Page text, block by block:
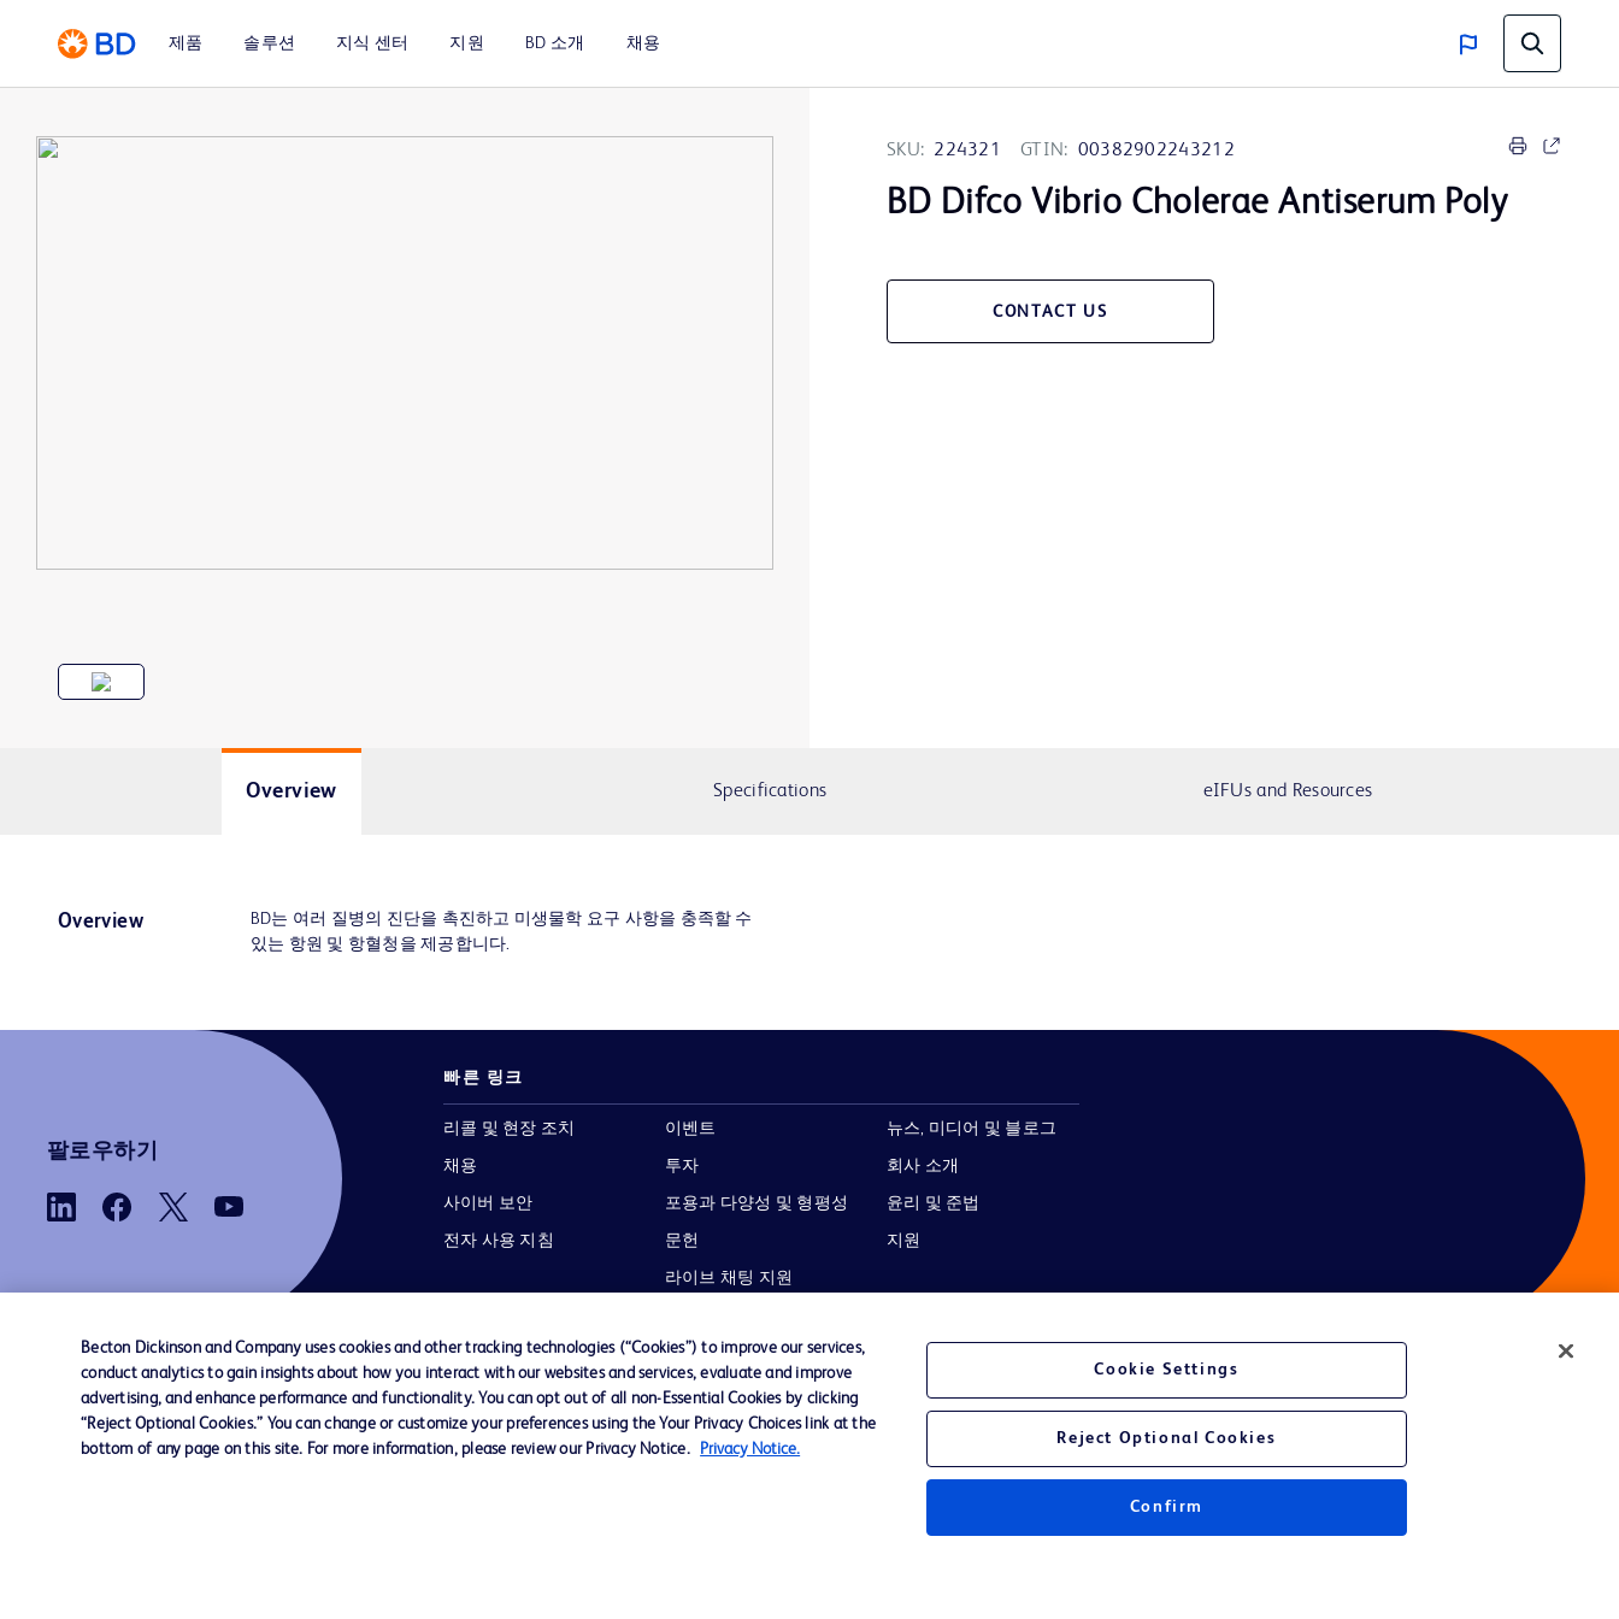
제품 솔루션 지식 센터 지원 BD 소개 채용
SKU: 224321 GTIN: 00382902243212
BD Difco Vibrio Cholerae Antiserum Poly
CONTACT US
Overview Specifications eIFUs and Resources
Overview
BD는 여러 질병의 진단을 촉진하고 미생물학 요구 사항을 충족할 수
있는 항원 및 항혈청을 제공합니다.
팔로우하기
빠른 링크
리콜 및 현장 조치
채용
사이버 보안
전자 사용 지침
이벤트
투자
포용과 다양성 및 형평성
문헌
라이브 채팅 지원
뉴스, 미디어 및 블로그
회사 소개
윤리 및 준법
지원
당사로 문의하기 쿠키 기본 설정 개인정보 이용 약관 개인정보처리방침 웹사이트 접근성
Becton Dickinson and Company uses cookies and other tracking technologies (“Cookies”) to improve our services,
conduct analytics to gain insights about how you interact with our websites and services, evaluate and improve
advertising, and enhance performance and functionality. You can opt out of all non-Essential Cookies by clicking
“Reject Optional Cookies.” You can change or customize your preferences using the Your Privacy Choices link at the
bottom of any page on this site. For more information, please review our Privacy Notice.
Privacy Notice.
Cookie Settings
Reject Optional Cookies
Confirm